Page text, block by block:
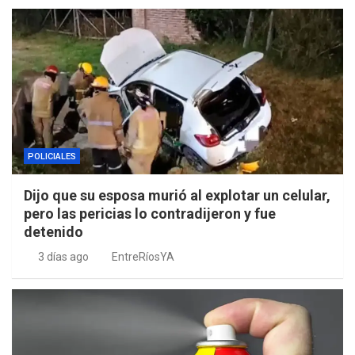
POLICIALES
Dijo que su esposa murió al explotar un celular,
pero las pericias lo contradijeron y fue
detenido
3 días ago EntreRíosYA